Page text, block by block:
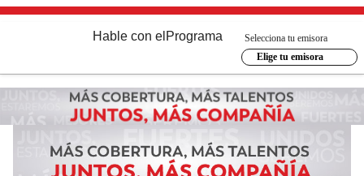
Hable con el Programa
Selecciona tu emisora
Elige tu emisora